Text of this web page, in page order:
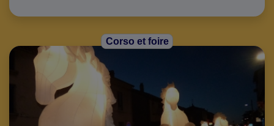
Corso et foire